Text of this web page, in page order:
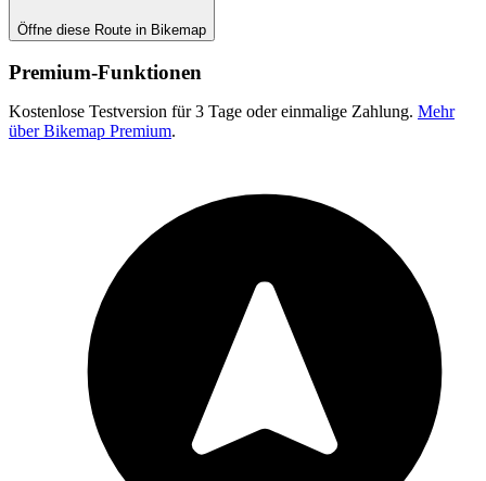
Öffne diese Route in Bikemap
Premium-Funktionen
Kostenlose Testversion für 3 Tage oder einmalige Zahlung. Mehr
über Bikemap Premium.